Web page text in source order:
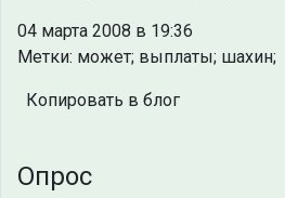
04 марта 2008 в 19:36
Метки: может; выплаты; шахин;
Копировать в блог
Опрос